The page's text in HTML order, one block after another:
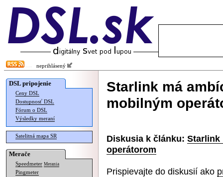
neprihlásený
DSL pripojenie
Ceny DSL
Dostupnosť DSL
Fórum o DSL
Výsledky meraní
Satelitná mapa SR
Merače
Speedmeter Merania
Pingmeter
Starlink má
mobilným
Diskusia k článku: Starlink
operátorom
Prispievajte do diskusií ako